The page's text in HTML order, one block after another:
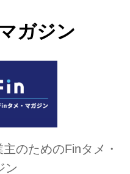
ガジン
のためのFinタメ・
ン